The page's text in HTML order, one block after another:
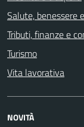
Salute, benessere
Tributi, finanze e
Turismo
Vita lavorativa
NOVITÀ